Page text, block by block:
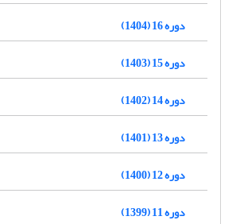
دوره 16 (1404)
دوره 15 (1403)
دوره 14 (1402)
دوره 13 (1401)
دوره 12 (1400)
دوره 11 (1399)